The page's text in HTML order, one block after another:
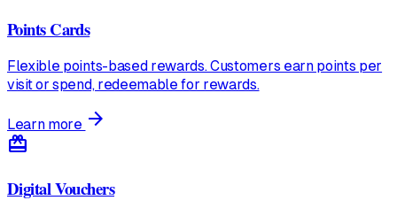
Points Cards
Flexible points-based rewards. Customers earn points per
visit or spend, redeemable for rewards.
Learn more arrow_forward
redeem
Digital Vouchers